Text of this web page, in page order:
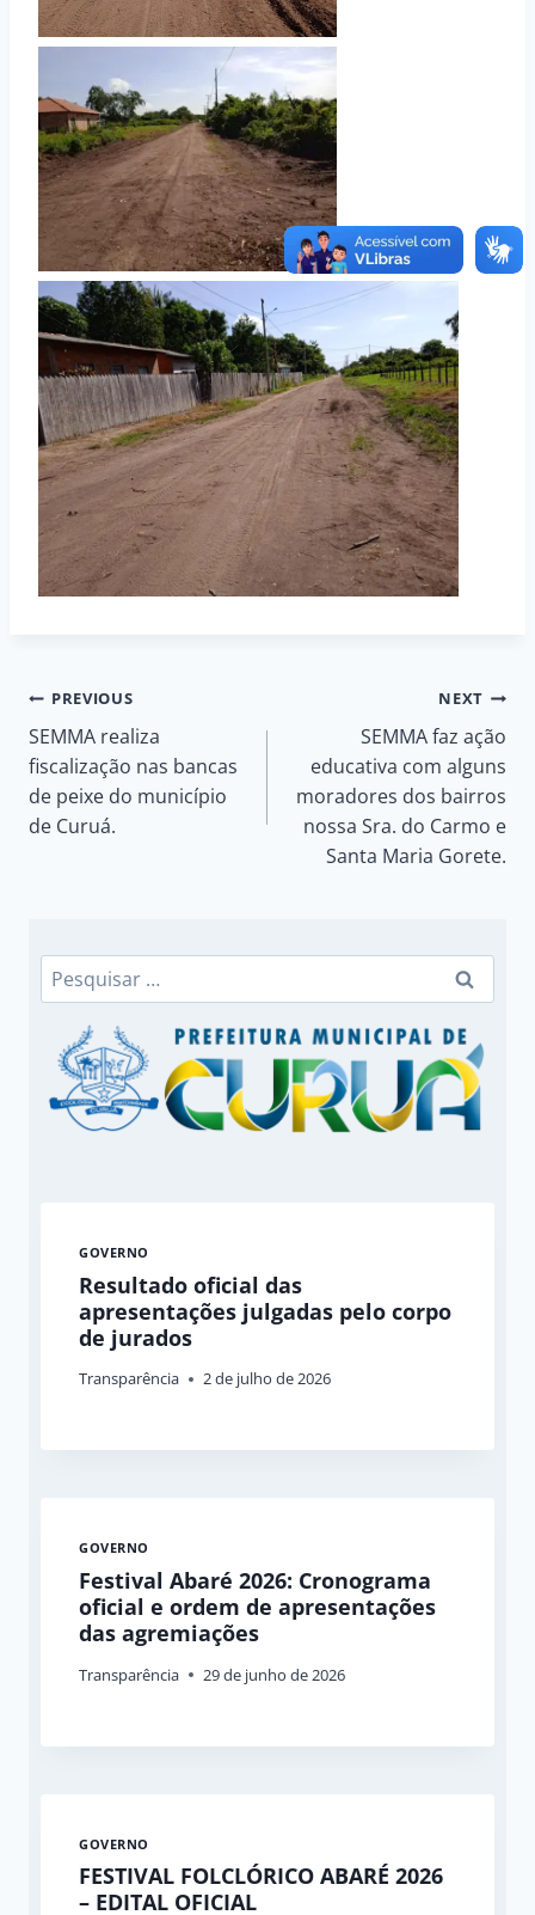
Navegação
de
Post
PREVIOUS
SEMMA realiza
fiscalização nas bancas
de peixe do município
de Curuá.
NEXT
SEMMA faz ação
educativa com alguns
moradores dos bairros
nossa Sra. do Carmo e
Santa Maria Gorete.
Pesquisar
por:
GOVERNO
Resultado oficial das
apresentações julgadas pelo corpo
de jurados
Transparência 2 de julho de 2026
GOVERNO
Festival Abaré 2026: Cronograma
oficial e ordem de apresentações
das agremiações
Transparência 29 de junho de 2026
GOVERNO
FESTIVAL FOLCLÓRICO ABARÉ 2026
– EDITAL OFICIAL